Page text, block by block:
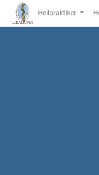
Heilpraktiker